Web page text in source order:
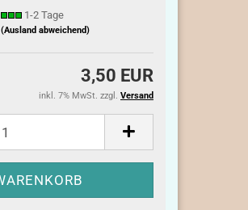
1-2 Tage
(Ausland abweichend)
3,50 EUR
inkl. 7% MwSt. zzgl. Versand